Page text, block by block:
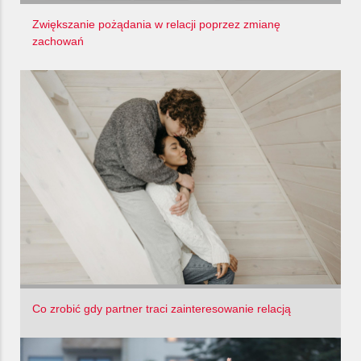
Zwiększanie pożądania w relacji poprzez zmianę
zachowań
Co zrobić gdy partner traci zainteresowanie relacją